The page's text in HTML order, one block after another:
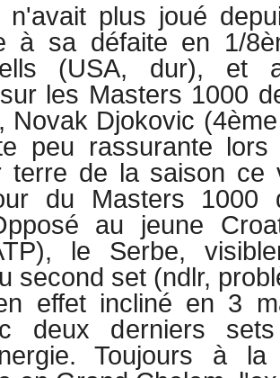
n'avait plus joué
à sa défaite en 1/
(USA, dur), et
les Masters 1000
Novak Djokovic
peu rassurante
terre de la saison ce
du Masters 1000
au jeune
le Serbe,
second set (ndlr,
effet incliné en 3
deux derniers
Toujours à la